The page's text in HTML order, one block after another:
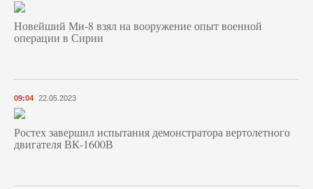
Новейший Ми-8 взял на вооружение опыт военной
операции в Сирии
09:04 22.05.2023
Ростех завершил испытания демонстратора вертолетного
двигателя ВК-1600В